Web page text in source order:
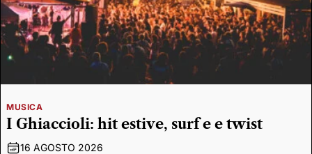
MUSICA
I Ghiaccioli: hit estive, surf e e twist
16 AGOSTO 2026